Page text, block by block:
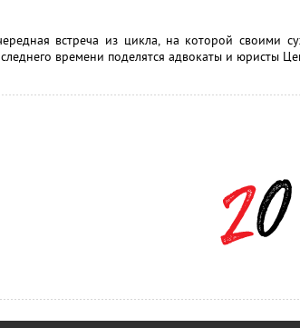
встреча из цикла, на которой своими
времени поделятся адвокаты и юристы